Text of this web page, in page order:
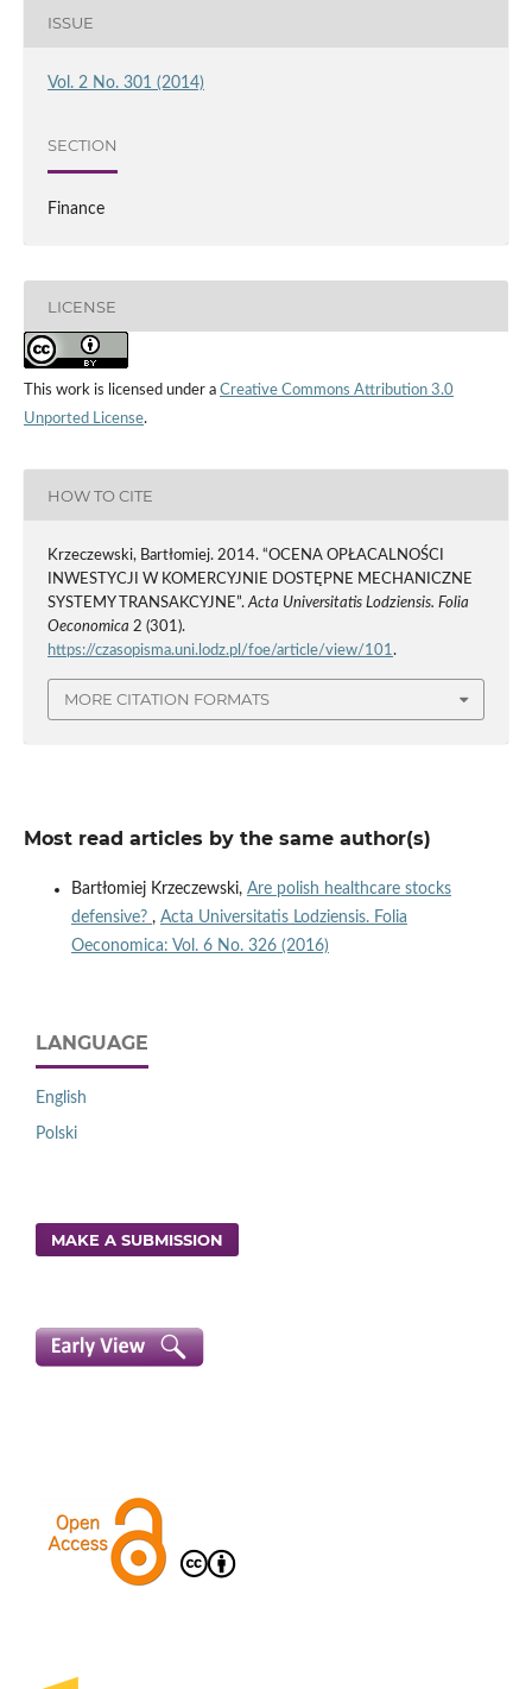
ISSUE
Vol. 2 No. 301 (2014)
SECTION
Finance
LICENSE
This work is licensed under a Creative Commons Attribution 3.0
Unported License.
HOW TO CITE
Krzeczewski, Bartłomiej. 2014. “OCENA OPŁACALNOŚCI
INWESTYCJI W KOMERCYJNIE DOSTĘPNE MECHANICZNE
SYSTEMY TRANSAKCYJNE”.Acta Universitatis Lodziensis. Folia
Oeconomica 2 (301).
https://czasopisma.uni.lodz.pl/foe/article/view/101.
MORE CITATION FORMATS
Most read articles by the same author(s)
Bartłomiej Krzeczewski, Are polish healthcare stocks
defensive? , Acta Universitatis Lodziensis. Folia
Oeconomica: Vol. 6 No. 326 (2016)
LANGUAGE
English
Polski
MAKE A SUBMISSION